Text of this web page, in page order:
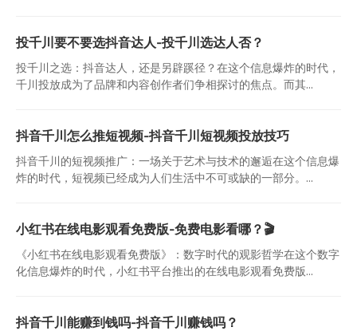
投千川要不要选抖音达人-投千川选达人否？
投千川之选：抖音达人，还是另辟蹊径？在这个信息爆炸的时代，
千川投放成为了品牌和内容创作者们争相探讨的焦点。而其...
抖音千川怎么推短视频-抖音千川短视频投放技巧
抖音千川的短视频推广：一场关于艺术与技术的邂逅在这个信息爆
炸的时代，短视频已经成为人们生活中不可或缺的一部分。...
小红书在线电影观看免费版-免费电影看哪？🎬
《小红书在线电影观看免费版》：数字时代的观影哲学在这个数字
化信息爆炸的时代，小红书平台推出的在线电影观看免费版...
抖音千川能赚到钱吗-抖音千川赚钱吗？